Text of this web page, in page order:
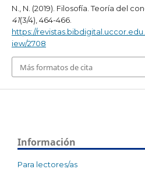
N., N. (2019). Filosofía. Teoría del
41(3/4), 464-466.
https://
iew/2708
Más formatos de cita
Información
Para lectores/as